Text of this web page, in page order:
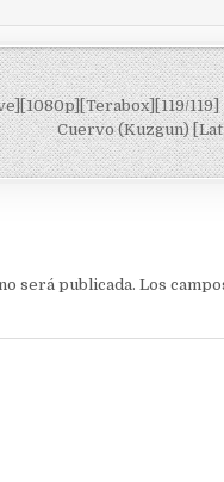
119]
Cuervo (Kuzgun)
será publicada. Los